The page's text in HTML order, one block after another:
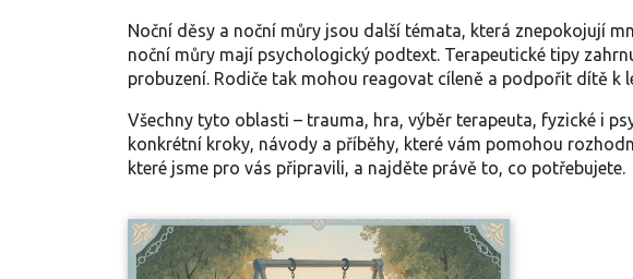
Noční děsy a noční můry jsou další témata, která znepokojují
noční můry mají psychologický podtext. Terapeutické tipy
probuzení. Rodiče tak mohou reagovat cíleně a podpořit dítě k
Všechny tyto oblasti – trauma, hra, výběr terapeuta, fyzické i
konkrétní kroky, návody a příběhy, které vám pomohou
které jsme pro vás připravili, a najděte právě to, co potřebujete.